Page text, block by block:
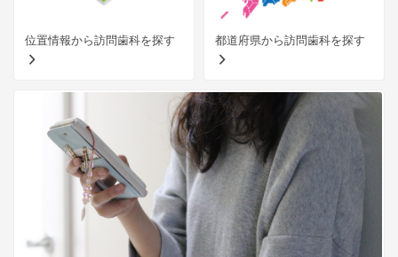
位置情報から訪問歯科を探す 都道府県から訪問歯科を探す